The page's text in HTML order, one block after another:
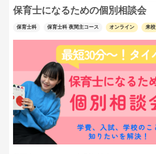
保育士になるための個別相談会
保育士科 保育士科 夜間主コース オンライン 来校